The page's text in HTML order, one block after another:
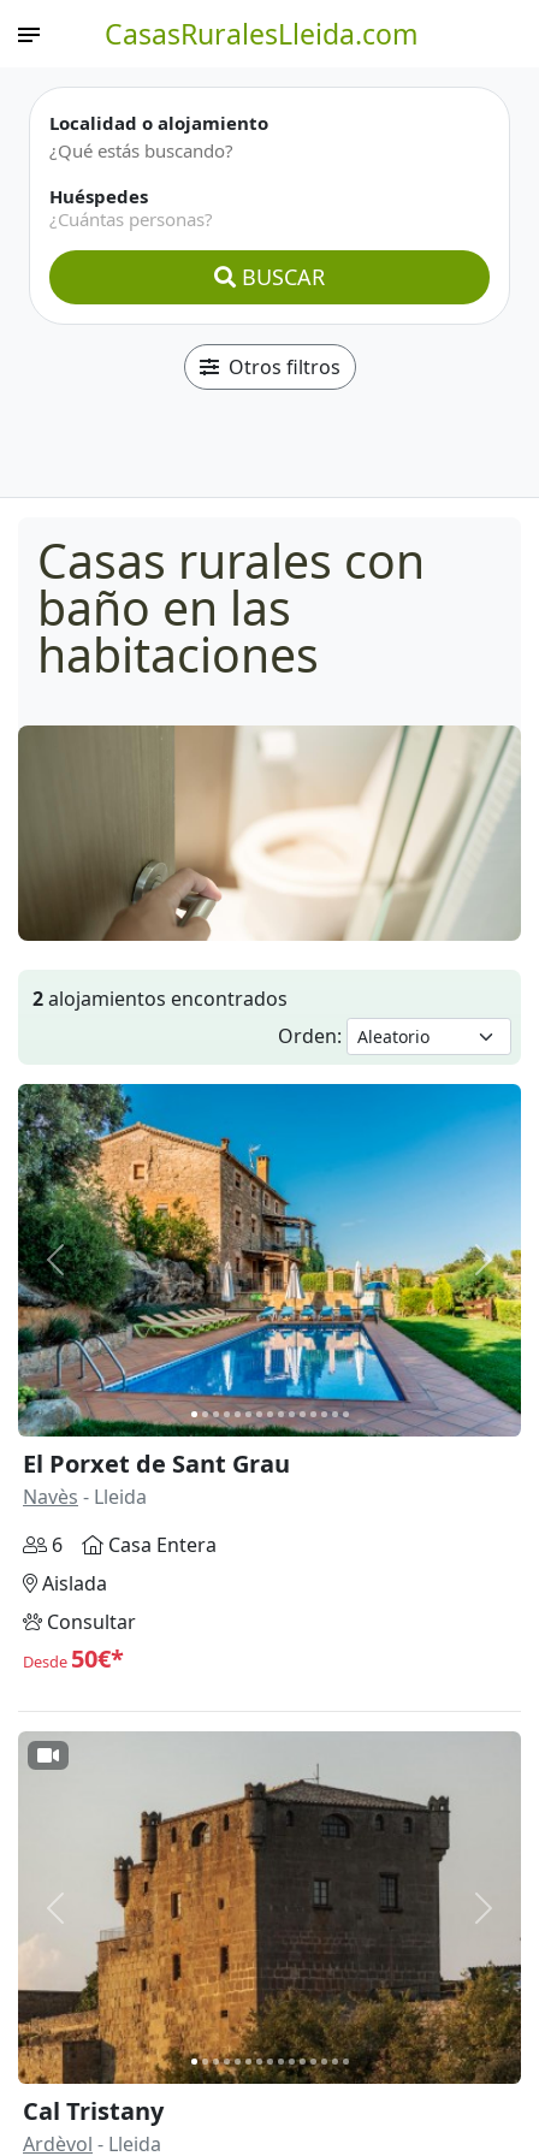
CasasRuralesLleida.com
Localidad o alojamiento
Huéspedes
¿Cuántas personas?
BUSCAR
Otros filtros
Casas rurales con
baño en las
habitaciones
2alojamientos encontrados
Orden:
Anterior
El Porxet de Sant Grau
Navès - Lleida
6
Casa Entera
Aislada
Consultar
Desde 50€*
Anterior
Cal Tristany
Ardèvol - Lleida